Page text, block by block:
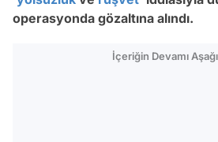
operasyonda gözaltına alındı.
İçeriğin Devamı